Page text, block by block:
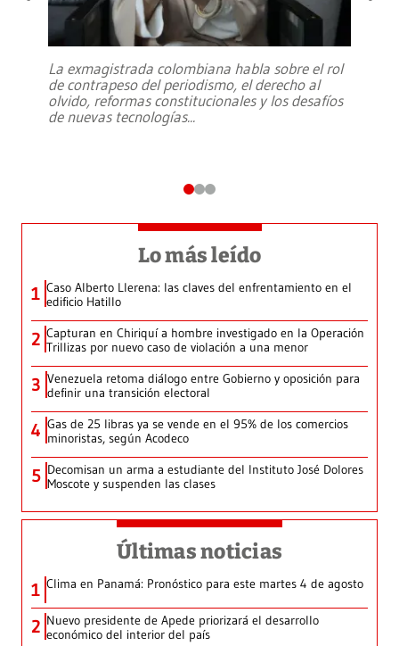
La exmagistrada colombiana habla sobre el rol
de contrapeso del periodismo, el derecho al
olvido, reformas constitucionales y los desafíos
de nuevas tecnologías...
Lo más leído
1 Caso Alberto Llerena: las claves del enfrentamiento en el
edificio Hatillo
2 Capturan en Chiriquí a hombre investigado en la Operación
Trillizas por nuevo caso de violación a una menor
3 Venezuela retoma diálogo entre Gobierno y oposición para
definir una transición electoral
4 Gas de 25 libras ya se vende en el 95% de los comercios
minoristas, según Acodeco
5 Decomisan un arma a estudiante del Instituto José Dolores
Moscote y suspenden las clases
Últimas noticias
1 Clima en Panamá: Pronóstico para este martes 4 de agosto
2 Nuevo presidente de Apede priorizará el desarrollo
económico del interior del país